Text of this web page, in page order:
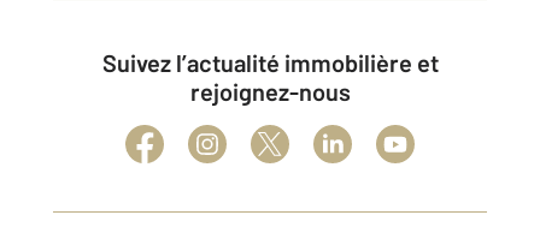
Suivez l’actualité immobilière et
rejoignez-nous